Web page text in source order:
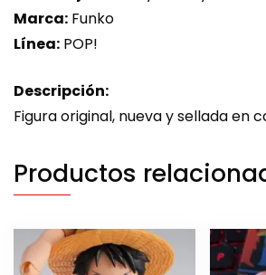
Marca: Funko
Línea: POP!
Descripción:
Figura original, nueva y sellada en
Productos